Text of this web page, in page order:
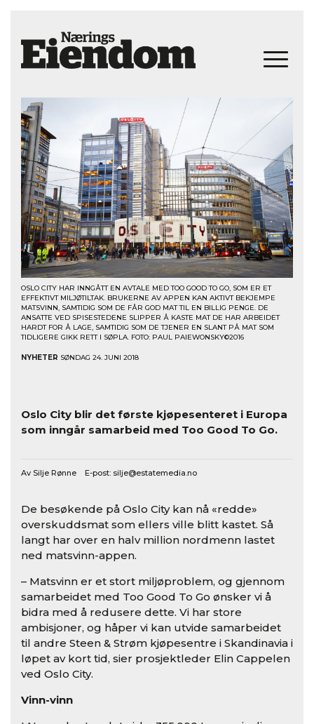
OSLO CITY HAR INNGÅTT EN AVTALE MED TOO GOOD TO GO, SOM ER ET
EFFEKTIVT MILJØTILTAK. BRUKERNE AV APPEN KAN AKTIVT BEKJEMPE
MATSVINN, SAMTIDIG SOM DE FÅR GOD MAT TIL EN BILLIG PENGE. DE
ANSATTE VED SPISESTEDENE SLIPPER Å KASTE MAT DE HAR ARBEIDET
HARDT FOR Å LAGE, SAMTIDIG SOM DE TJENER EN SLANT PÅ MAT SOM
TIDLIGERE GIKK RETT I SØPLA. FOTO: PAUL PAIEWONSKY©2016
NYHETER SØNDAG 24. JUNI 2018
Oslo City blir det første kjøpesenteret i Europa
som inngår samarbeid med Too Good To Go.
Av Silje Rønne E-post: silje@estatemedia.no
De besøkende på Oslo City kan nå «redde»
overskuddsmat som ellers ville blitt kastet. Så
langt har over en halv million nordmenn lastet
ned matsvinn-appen.
– Matsvinn er et stort miljøproblem, og gjennom
samarbeidet med Too Good To Go ønsker vi å
bidra med å redusere dette. Vi har store
ambisjoner, og håper vi kan utvide samarbeidet
til andre Steen & Strøm kjøpesentre i Skandinavia i
løpet av kort tid, sier prosjektleder Elin Cappelen
ved Oslo City.
Vinn-vinn